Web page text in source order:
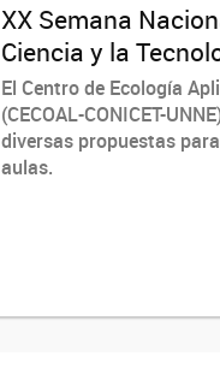
XX Semana
Ciencia y la
El Centro de Ecología
(CECOAL-CONICET-
diversas propuestas
aulas.